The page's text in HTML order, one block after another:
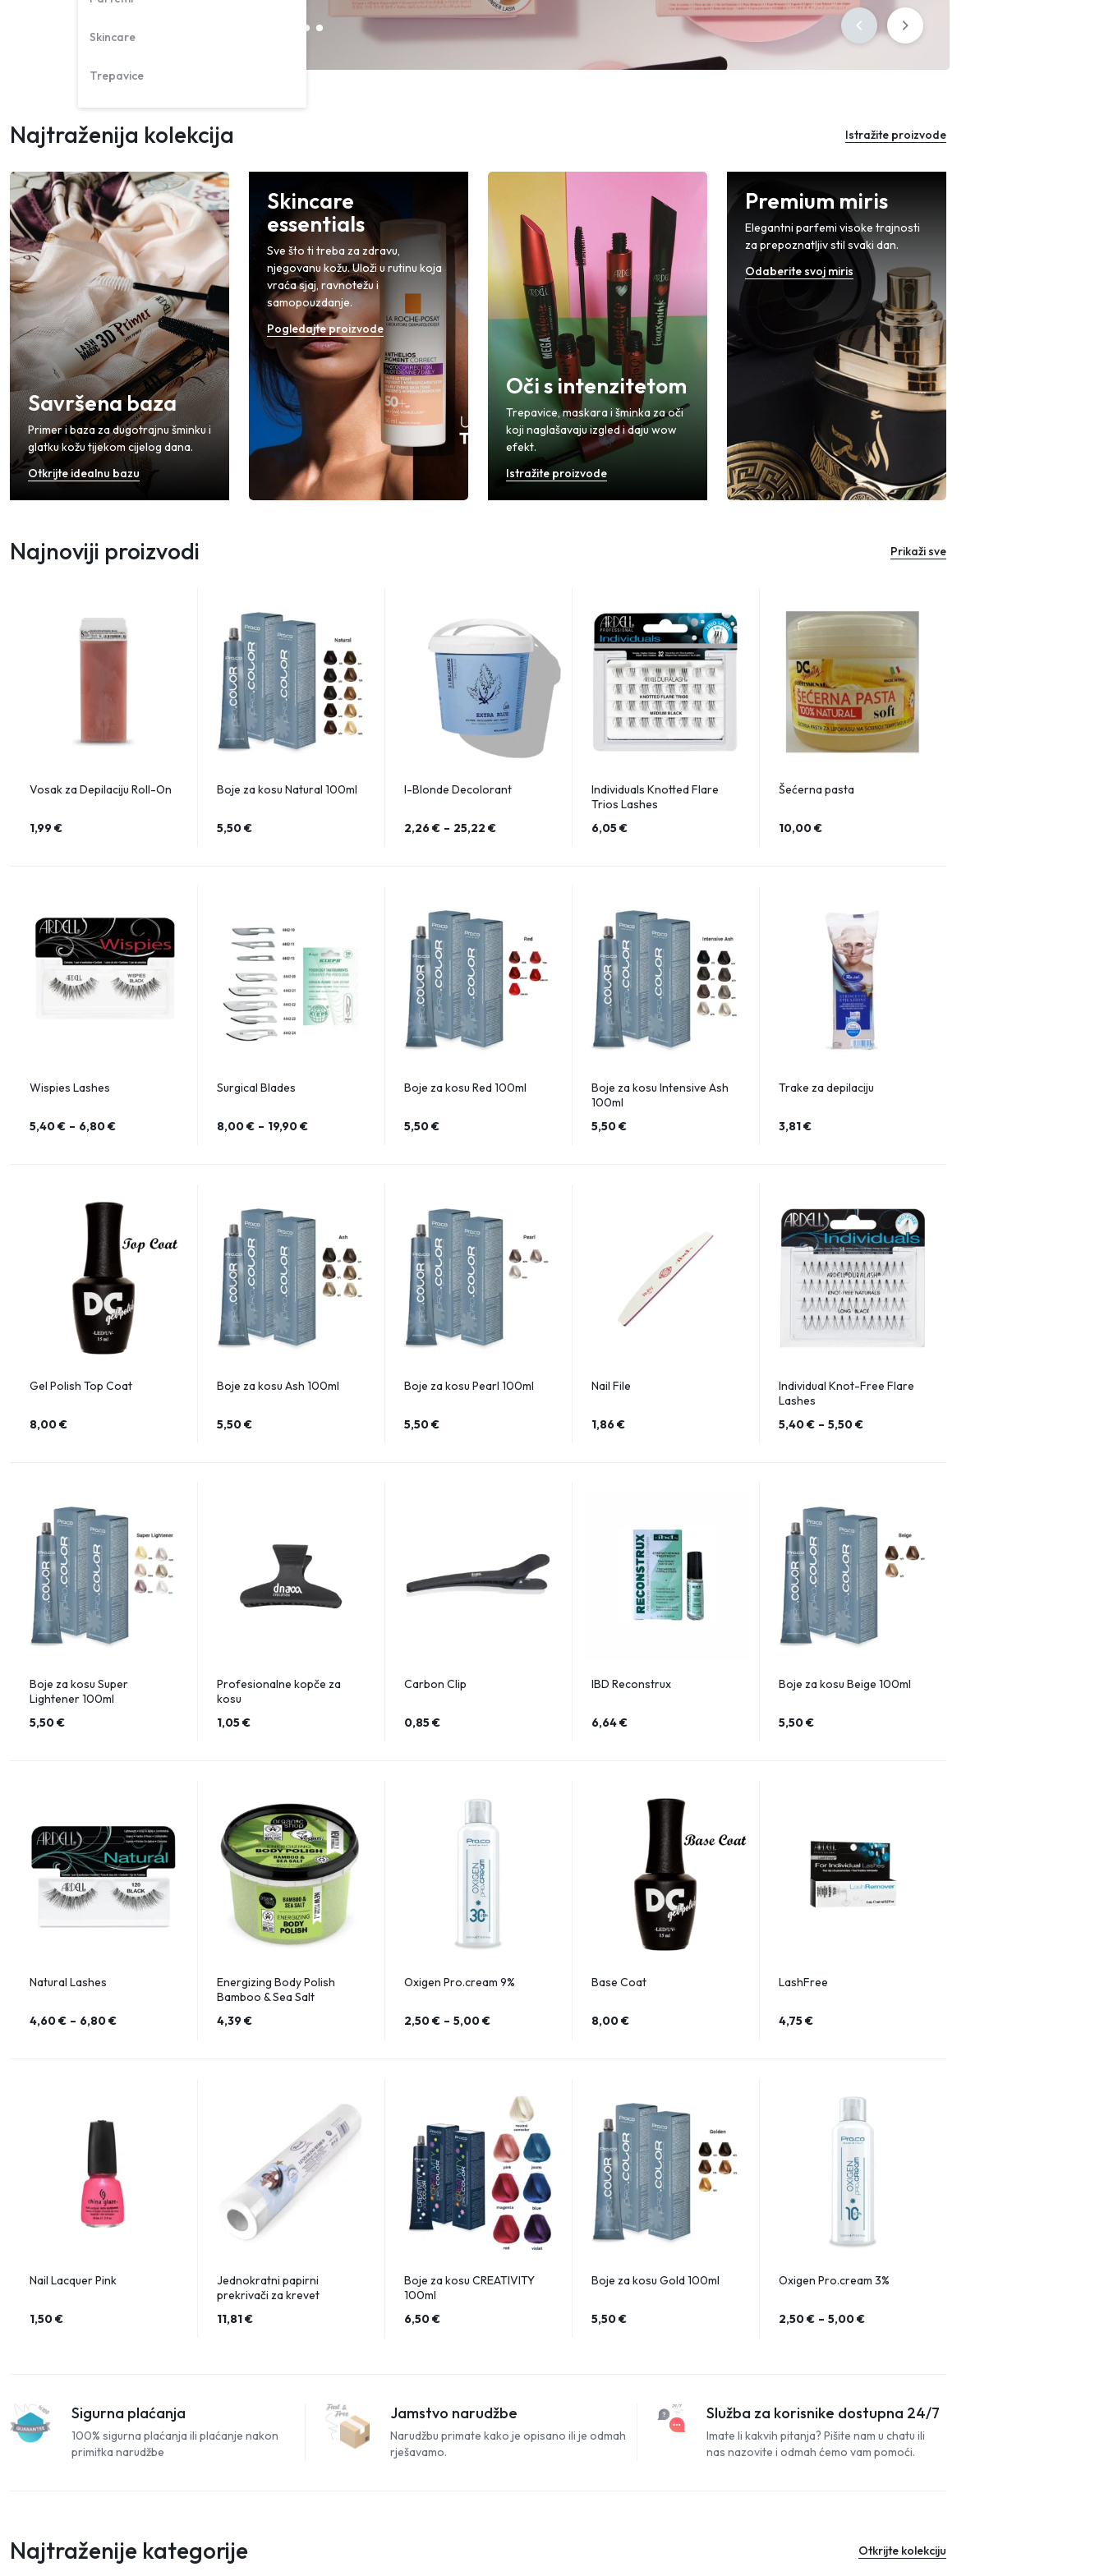
Sign in
Skincare
Trepavice
Najtraženija kolekcija Istražite proizvode
Savršena baza
Primer i baza za dugotrajnu šminku i
glatku kožu tijekom cijelog dana.
Otkrijte idealnu bazu
Skincare
essentials
Sve što ti treba za zdravu,
njegovanu kožu. Uloži u rutinu koja
vraća sjaj, ravnotežu i
samopouzdanje.
Pogledajte proizvode
Oči s intenzitetom
Trepavice, maskara i šminka za oči
koji naglašavaju izgled i daju wow
efekt.
Istražite proizvode
Premium miris
Elegantni parfemi visoke trajnosti
za prepoznatljiv stil svaki dan.
Odaberite svoj miris
Najnoviji proizvodi Prikaži sve
Vosak za Depilaciju Roll-On
1,99€
Boje za kosu Natural 100ml
5,50€
I-Blonde Decolorant
2,26€ – 25,22 €
Individuals Knotted Flare
Trios Lashes
6,05€
Šećerna pasta
10,00€
Wispies Lashes
5,40€ – 6,80€
Surgical Blades
8,00€ – 19,90€
Boje za kosu Red 100ml
5,50€
Boje za kosu Intensive Ash
100ml
5,50€
Trake za depilaciju
3,81€
Gel Polish Top Coat
8,00€
Boje za kosu Ash 100ml
5,50€
Boje za kosu Pearl 100ml
5,50€
Nail File
1,86€
Individual Knot-Free Flare
Lashes
5,40€ – 5,50€
Boje za kosu Super
Lightener 100ml
5,50€
Profesionalne kopče za
kosu
1,05€
Carbon Clip
0,85€
IBD Reconstrux
6,64€
Boje za kosu Beige 100ml
5,50€
Natural Lashes
4,60€ – 6,80€
Energizing Body Polish
Bamboo & Sea Salt
4,39€
Oxigen Pro.cream 9%
2,50€ – 5,00€
Base Coat
8,00€
LashFree
4,75€
Nail Lacquer Pink
1,50€
Jednokratni papirni
prekrivači za krevet
11,81€
Boje za kosu CREATIVITY
100ml
6,50€
Boje za kosu Gold 100ml
5,50€
Oxigen Pro.cream 3%
2,50€ – 5,00€
Sigurna plaćanja
100% sigurna plaćanja ili plaćanje nakon
primitka narudžbe
Jamstvo narudžbe
Narudžbu primate kako je opisano ili je odmah
rješavamo.
Služba za korisnike dostupna 24/7
Imate li kakvih pitanja? Pišite nam u chatu ili
nas nazovite i odmah ćemo vam pomoći.
Najtraženije kategorije Otkrijte kolekciju